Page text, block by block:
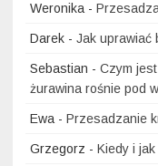
Weronika -
Darek - Jak uprawiać
Sebastian - Czym
żurawina rośnie pod
Ewa - Przesadzanie
Grzegorz - Kiedy i